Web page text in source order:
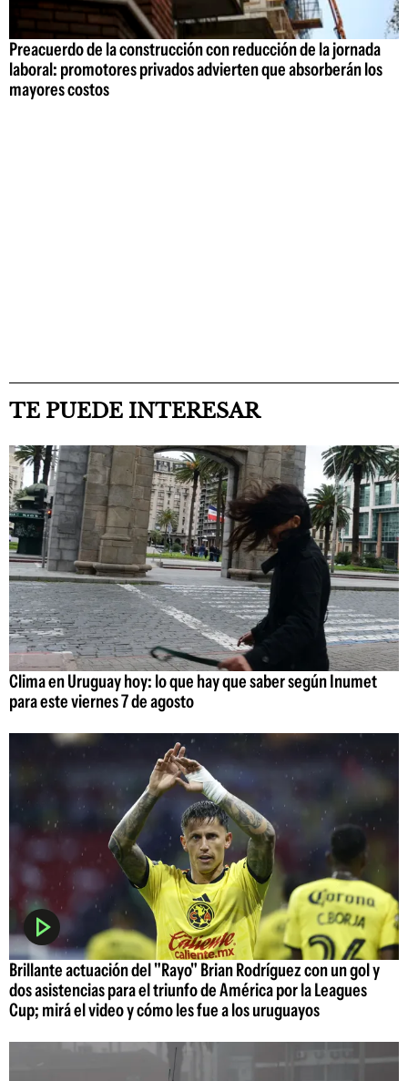
Preacuerdo de la construcción con reducción de la jornada
laboral: promotores privados advierten que absorberán los
mayores costos
TE PUEDE INTERESAR
Clima en Uruguay hoy: lo que hay que saber según Inumet
para este viernes 7 de agosto
Brillante actuación del "Rayo" Brian Rodríguez con un gol y
dos asistencias para el triunfo de América por la Leagues
Cup; mirá el video y cómo les fue a los uruguayos